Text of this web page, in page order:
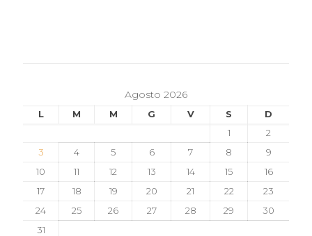
Agosto 2026
L M M G V S
D
1
2
3
4 5 6 7 8
9
10
11 12 13 14 15
16
17
18 19 20 21 22
23
24
25 26 27 28 29
30
31